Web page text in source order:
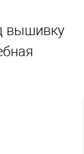
вышивку